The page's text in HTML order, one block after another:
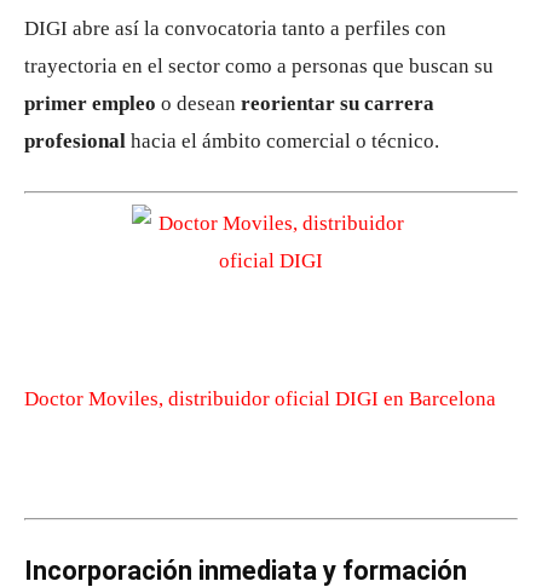
DIGI abre así la convocatoria tanto a perfiles con
trayectoria en el sector como a personas que buscan su
primer empleo o desean reorientar su carrera
profesional hacia el ámbito comercial o técnico.
Doctor Moviles, distribuidor oficial DIGI en Barcelona
Incorporación inmediata y formación